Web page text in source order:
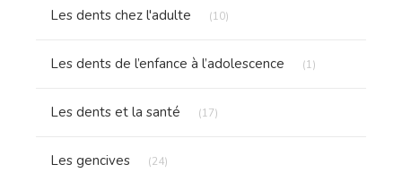
Les dents chez l'adulte (10)
Les dents de l’enfance à l’adolescence (1)
Les dents et la santé (17)
Les gencives (24)